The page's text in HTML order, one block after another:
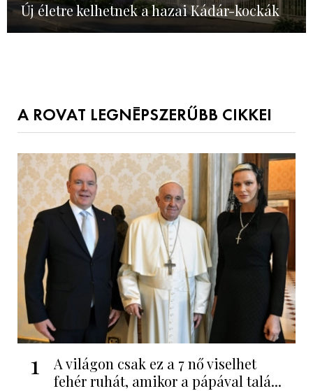
Új életre kelhetnek a hazai Kádár-kockák
A ROVAT LEGNÉPSZERŰBB CIKKEI
1
A világon csak ez a 7 nő viselhet
fehér ruhát, amikor a pápával talá...